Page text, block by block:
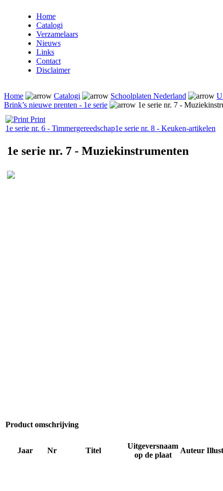
Home
Catalogi
Verzamelaars
Nieuws
Links
Contact
Disclaimer
Home Catalogi Schoolplaten Nederland
Brink’s nieuwe prenten - 1e serie
1e serie nr. 7 -
Print
1e serie nr. 6 - Timmergereedschap1e serie nr. 8 - Keuken-artikelen
1e serie nr. 7 - Muziekinstrumenten
Product omschrijving
Jaar Nr Titel
Uitgeversnaam
op de plaat
Auteur